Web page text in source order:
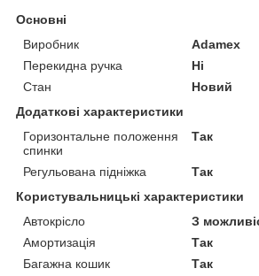
Основні
Виробник
Adamex
Перекидна ручка
Ні
Стан
Новий
Додаткові характеристики
Горизонтальне положення
спинки
Так
Регульована підніжка
Так
Користувальницькі характеристики
Автокрісло
З
Амортизація
Так
Багажна кошик
Так